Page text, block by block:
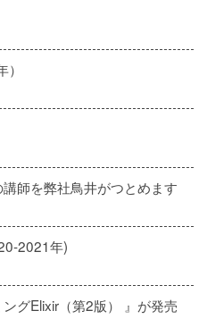
師を弊社鳥井がつとめます
2021年)
グElixir（第2版） 』が発売